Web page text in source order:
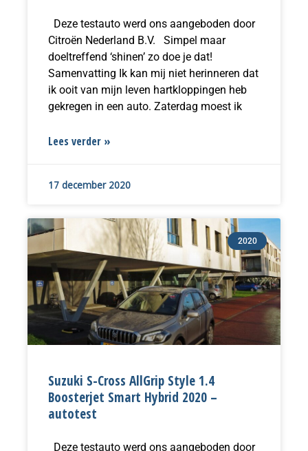
Deze testauto werd ons aangeboden door
Citroën Nederland B.V. Simpel maar
doeltreffend ‘shinen’ zo doe je dat!
Samenvatting Ik kan mij niet herinneren dat
ik ooit van mijn leven hartkloppingen heb
gekregen in een auto. Zaterdag moest ik
Lees verder »
17 december 2020
2020
Suzuki S-Cross AllGrip Style 1.4
Boosterjet Smart Hybrid 2020 –
autotest
Deze testauto werd ons aangeboden door